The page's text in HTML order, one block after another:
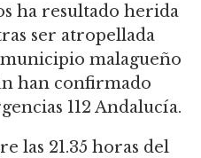
ha resultado herida
ser atropellada
malagueño
han confirmado
112 Andalucía.
las 21.35 horas del